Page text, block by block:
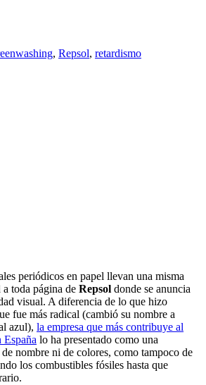
, Repsol, retardismo
periódicos en papel llevan una misma
toda página de Repsol donde se anuncia
visual. A diferencia de lo que hizo
fue más radical (cambió su nombre a
azul), la empresa que más contribuye al
España lo ha presentado como una
nombre ni de colores, como tampoco de
los combustibles fósiles hasta que